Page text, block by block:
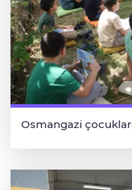
Osmangazi